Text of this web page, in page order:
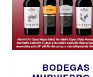
BODEGAS